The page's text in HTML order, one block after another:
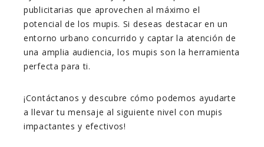
publicitarias que aprovechen al máximo el
potencial de los mupis. Si deseas destacar en un
entorno urbano concurrido y captar la atención de
una amplia audiencia, los mupis son la herramienta
perfecta para ti.
¡Contáctanos y descubre cómo podemos ayudarte
a llevar tu mensaje al siguiente nivel con mupis
impactantes y efectivos!